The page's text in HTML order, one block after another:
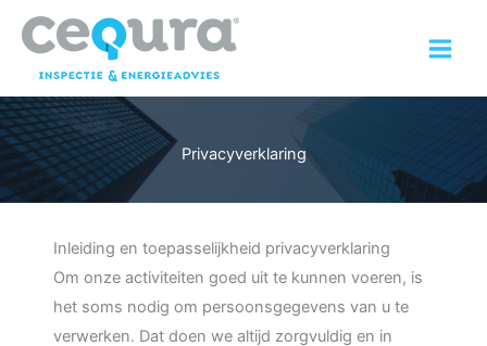
naar
inhoud
Privacyverklaring
Inleiding en toepasselijkheid privacyverklaring
Om onze activiteiten goed uit te kunnen voeren, is
het soms nodig om persoonsgegevens van u te
verwerken. Dat doen we altijd zorgvuldig en in